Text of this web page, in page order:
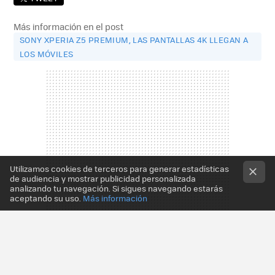
Más información en el post
SONY XPERIA Z5 PREMIUM, LAS PANTALLAS 4K LLEGAN A
LOS MÓVILES
Utilizamos cookies de terceros para generar estadísticas
de audiencia y mostrar publicidad personalizada
analizando tu navegación. Si sigues navegando estarás
aceptando su uso. Más información